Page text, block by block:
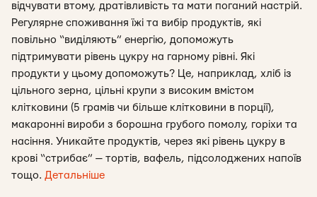
відчувати втому, дратівливість та мати поганий настрій.
Регулярне споживання їжі та вибір продуктів, які
повільно “виділяють” енергію, допоможуть
підтримувати рівень цукру на гарному рівні. Які
продукти у цьому допоможуть? Це, наприклад, хліб із
цільного зерна, цільні крупи з високим вмістом
клітковини (5 грамів чи більше клітковини в порції),
макаронні вироби з борошна грубого помолу, горіхи та
насіння. Уникайте продуктів, через які рівень цукру в
крові “стрибає” — тортів, вафель, підсолоджених напоїв
тощо. Детальніше